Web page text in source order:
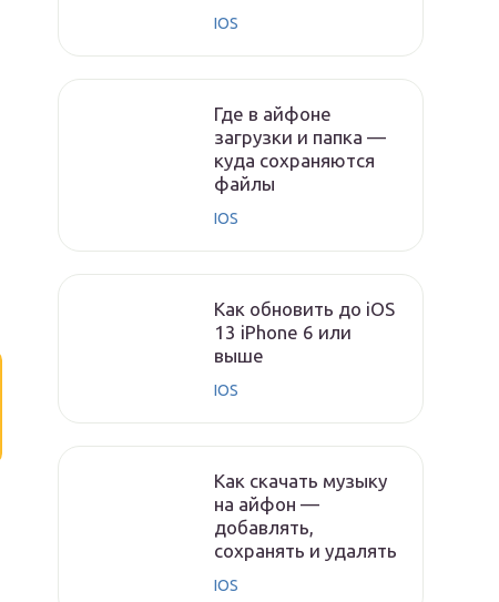
IOS
Где в айфоне
загрузки и папка —
куда сохраняются
файлы
IOS
Как обновить до iOS
13 iPhone 6 или
выше
IOS
Как скачать музыку
на айфон —
добавлять,
сохранять и удалять
IOS